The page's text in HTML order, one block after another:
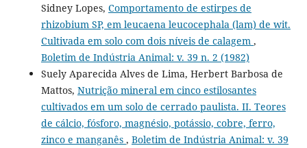
Sidney Lopes, Comportamento de estirpes de
rhizobium SP, em leucaena leucocephala (lam) de wit.
Cultivada em solo com dois níveis de calagem ,
Boletim de Indústria Animal: v. 39 n. 2 (1982)
Suely Aparecida Alves de Lima, Herbert Barbosa de
Mattos, Nutrição mineral em cinco estilosantes
cultivados em um solo de cerrado paulista. II. Teores
de cálcio, fósforo, magnésio, potássio, cobre, ferro,
zinco e manganês , Boletim de Indústria Animal: v. 39